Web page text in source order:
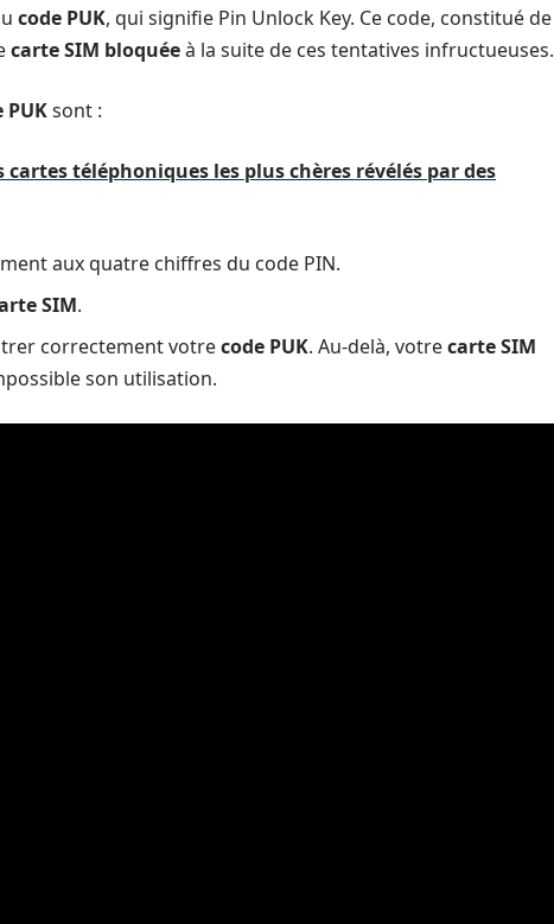
code PUK, qui signifie Pin Unlock Key. Ce code, constitué de
carte SIM bloquéeà la suite de ces tentatives infructueuses.
PUKsont :
cartes téléphoniques les plus chères révélés par des
aux quatre chiffres du code PIN.
SIM.
correctement votrecode PUK. Au-delà, votrecarte SIM
son utilisation.